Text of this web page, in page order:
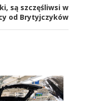
są szczęśliwsi w
od Brytyjczyków